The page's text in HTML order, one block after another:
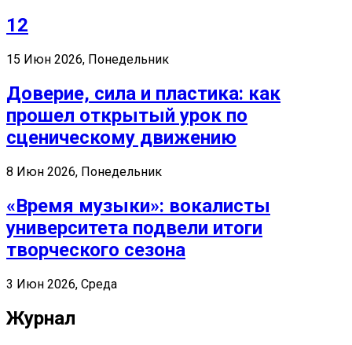
12
15 Июн 2026, Понедельник
Доверие, сила и пластика: как
прошел открытый урок по
сценическому движению
8 Июн 2026, Понедельник
«Время музыки»: вокалисты
университета подвели итоги
творческого сезона
3 Июн 2026, Среда
Журнал